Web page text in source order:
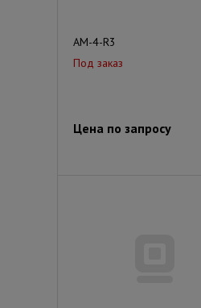
АМ-4-R3
Под заказ
Цена по запросу